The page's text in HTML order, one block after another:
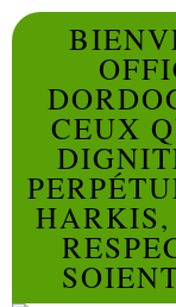
CEUX
HARKIS,